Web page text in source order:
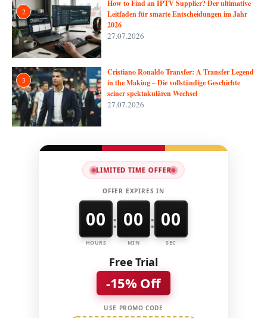
2
How to Find an IPTV Supplier? Der ultimative
Leitfaden für smarte Entscheidungen im Jahr
2026
27.07.2026
3
Cristiano Ronaldo Transfer: A Transfer Legend
in the Making – Die vollständige Geschichte
seiner spektakulären Wechsel
27.07.2026
LIMITED TIME OFFER
OFFER EXPIRES IN
00
HOURS
: 00
MIN
: 00
SEC
Free Trial
-15% Off
USE PROMO CODE